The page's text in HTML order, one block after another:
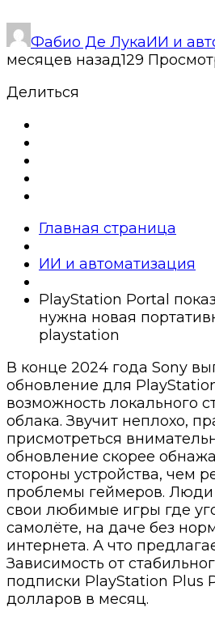
Фабио Де ЛукаИИ и
месяцев назад129
Делиться
Главная страница
ИИ и автоматизация
PlayStation Portal
нужна новая
playstation
В конце 2024 года Sony
обновление для
возможность локального
облака. Звучит неплохо,
присмотреться
обновление скорее
стороны устройства, чем
проблемы геймеров. Люди
свои любимые игры где
самолёте, на даче без
интернета. А что
Зависимость от
подписки PlayStation Plus
долларов в месяц.